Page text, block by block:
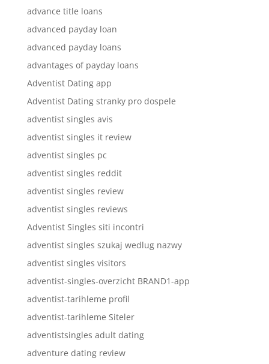
advance title loans
advanced payday loan
advanced payday loans
advantages of payday loans
Adventist Dating app
Adventist Dating stranky pro dospele
adventist singles avis
adventist singles it review
adventist singles pc
adventist singles reddit
adventist singles review
adventist singles reviews
Adventist Singles siti incontri
adventist singles szukaj wedlug nazwy
adventist singles visitors
adventist-singles-overzicht BRAND1-app
adventist-tarihleme profil
adventist-tarihleme Siteler
adventistsingles adult dating
adventure dating review